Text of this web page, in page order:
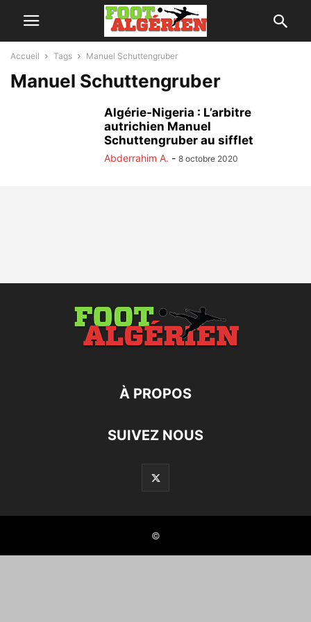
Accueil Tags Manuel Schuttengruber
Manuel Schuttengruber
Algérie-Nigeria : L’arbitre
autrichien Manuel
Schuttengruber au sifflet
Abderrahim A. - 8 octobre 2020
À PROPOS
SUIVEZ NOUS
©